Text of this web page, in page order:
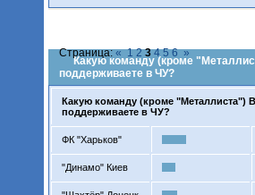
Какую команду (кроме
поддерживаете в ЧУ?
Страница:« 1 2 3 4 5 6 »
Какую команду (кроме "Металлиста")
поддерживаете в ЧУ?
ФК "Харьков"
"Динамо" Киев